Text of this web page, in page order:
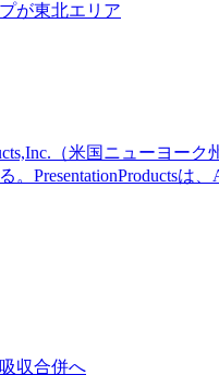
が東北エリア
（米国ニューヨ
。PresentationProducts
収合併へ